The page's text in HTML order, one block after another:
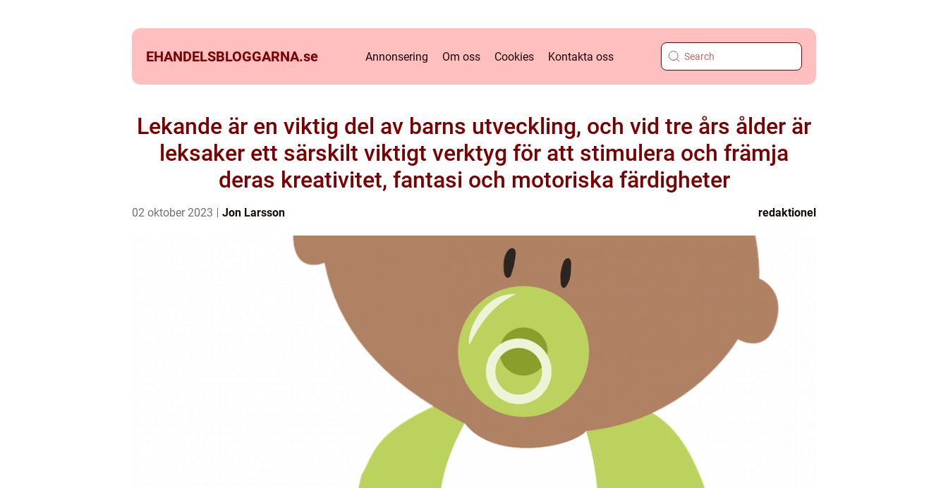
EHANDELSBLOGGARNA.se Annonsering Om oss Cookies Kontakta oss
Lekande är en viktig del av barns utveckling, och vid tre års ålder är
leksaker ett särskilt viktigt verktyg för att stimulera och främja
deras kreativitet, fantasi och motoriska färdigheter
02 oktober 2023 Jon Larsson redaktionel